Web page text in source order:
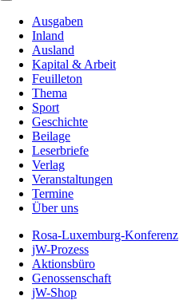
Ausgaben
Inland
Ausland
Kapital & Arbeit
Feuilleton
Thema
Sport
Geschichte
Beilage
Leserbriefe
Verlag
Veranstaltungen
Termine
Über uns
Rosa-Luxemburg-Konferenz
jW-Prozess
Aktionsbüro
Genossenschaft
jW-Shop